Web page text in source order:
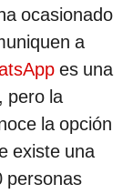
ocasionado
a
es una
pero la
la opción
existe una
personas